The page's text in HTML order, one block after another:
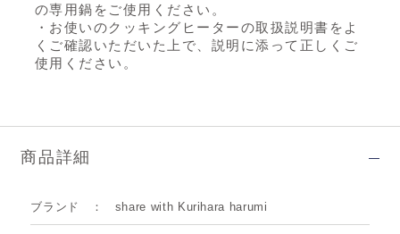
の専用鍋をご使用ください。
・お使いのクッキングヒーターの取扱説明書をよ
くご確認いただいた上で、説明に添って正しくご
使用ください。
商品詳細
ブランド share with Kurihara harumi